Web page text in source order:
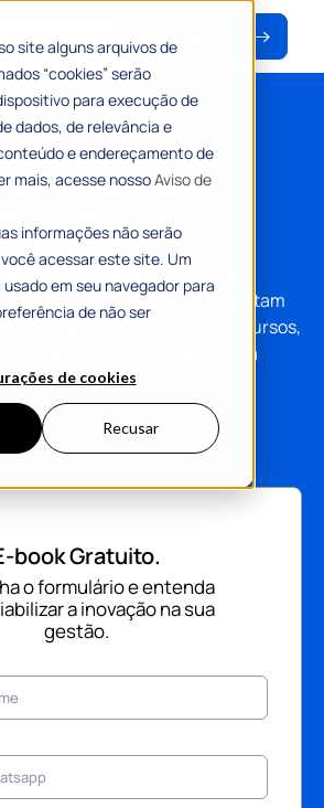
site alguns arquivos de
“cookies” serão
para execução de
dados, de relevância e
e endereçamento de
mais, acesse nossoAviso de
informações não serão
acessar este site. Um
em seu navegador para
de não ser
de cookies
Recusar
Baixar material
setor público:
para uma
é vital para a criação de
e modernas. Cidades que adotam
conseguem otimizar seus recursos,
mais eficientes e melhorar a
seus habitantes.
book Gratuito.
o formulário e entenda
a inovação na sua
gestão.